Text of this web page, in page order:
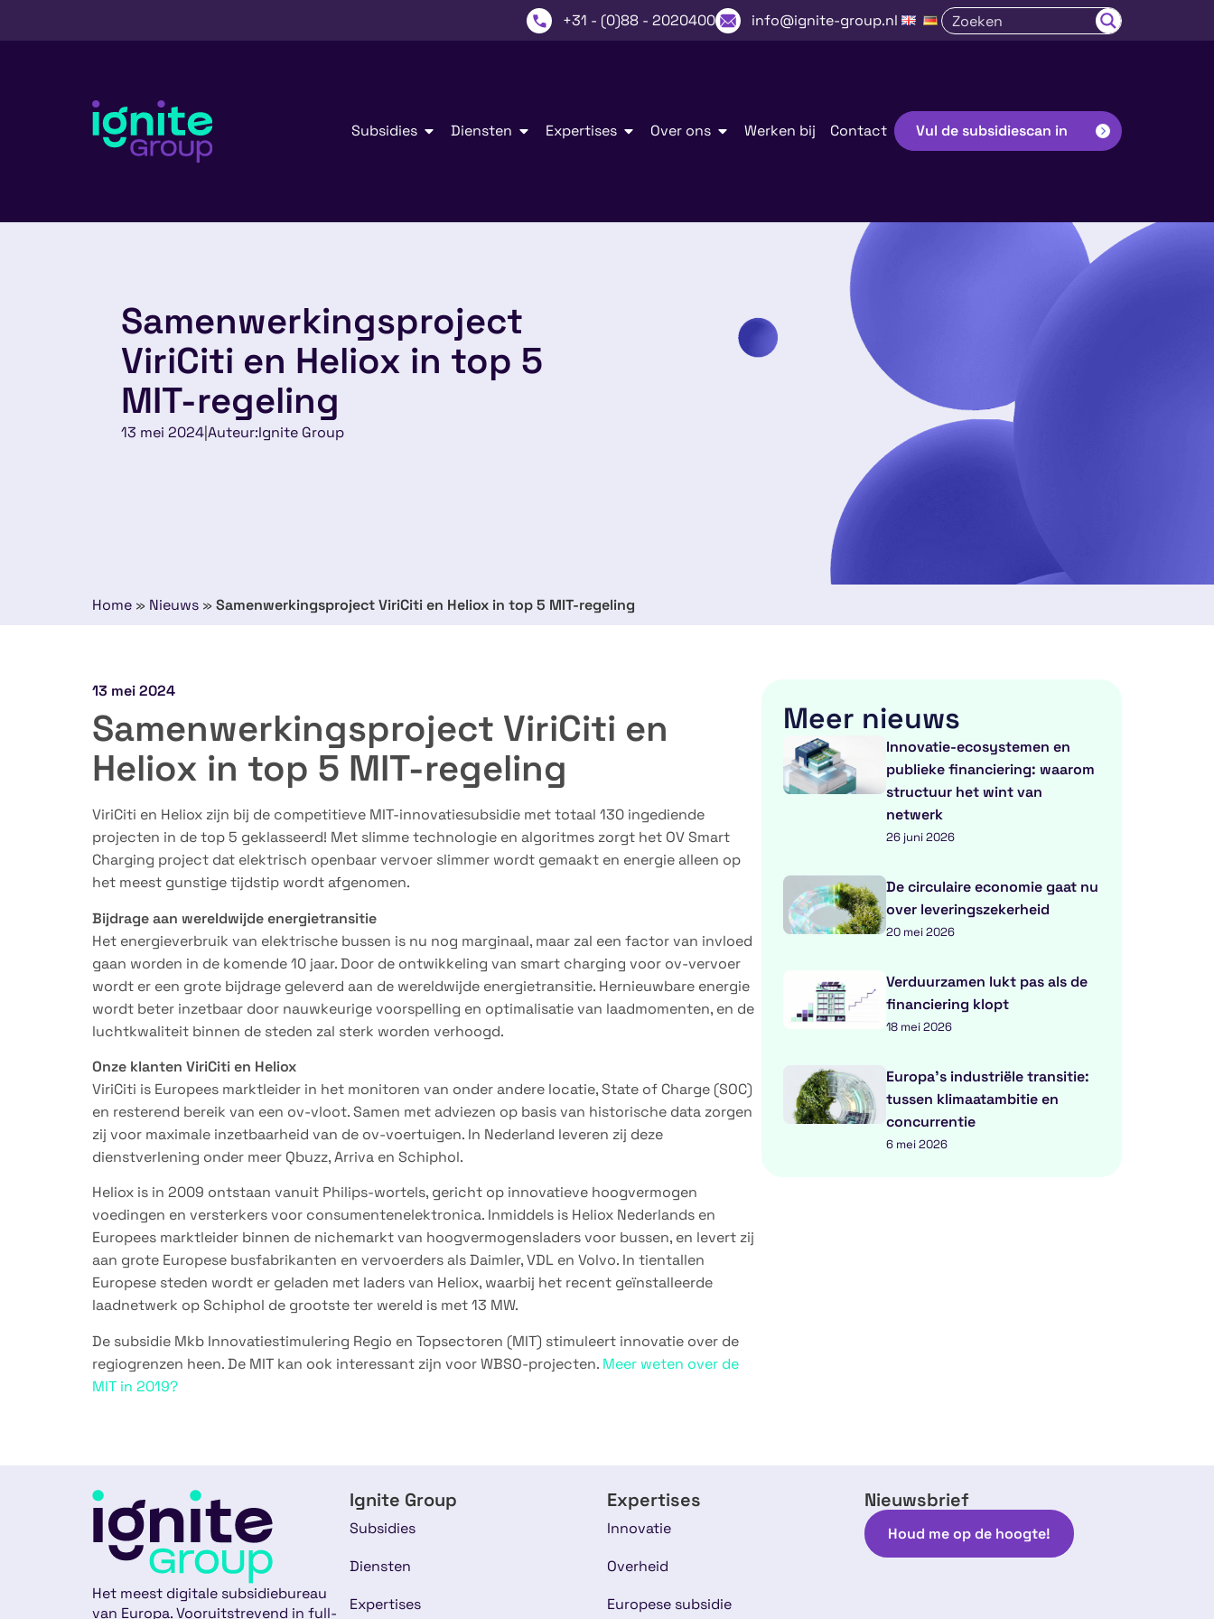
+31 - (0)88 - 2020400 info@ignite-group.nl
Subsidies Diensten Expertises Over ons Werken bij Contact Vul de subsidiescan in
Samenwerkingsproject
ViriCiti en Heliox in top 5
MIT-regeling
13 mei 2024|Auteur:Ignite Group
Home » Nieuws » Samenwerkingsproject ViriCiti en Heliox in top 5 MIT-regeling
13 mei 2024
Samenwerkingsproject ViriCiti en
Heliox in top 5 MIT-regeling
ViriCiti en Heliox zijn bij de competitieve MIT-innovatiesubsidie met totaal 130 ingediende
projecten in de top 5 geklasseerd! Met slimme technologie en algoritmes zorgt het OV Smart
Charging project dat elektrisch openbaar vervoer slimmer wordt gemaakt en energie alleen op
het meest gunstige tijdstip wordt afgenomen.
Bijdrage aan wereldwijde energietransitie
Het energieverbruik van elektrische bussen is nu nog marginaal, maar zal een factor van invloed
gaan worden in de komende 10 jaar. Door de ontwikkeling van smart charging voor ov-vervoer
wordt er een grote bijdrage geleverd aan de wereldwijde energietransitie. Hernieuwbare energie
wordt beter inzetbaar door nauwkeurige voorspelling en optimalisatie van laadmomenten, en de
luchtkwaliteit binnen de steden zal sterk worden verhoogd.
Onze klanten ViriCiti en Heliox
ViriCiti is Europees marktleider in het monitoren van onder andere locatie, State of Charge (SOC)
en resterend bereik van een ov-vloot. Samen met adviezen op basis van historische data zorgen
zij voor maximale inzetbaarheid van de ov-voertuigen. In Nederland leveren zij deze
dienstverlening onder meer Qbuzz, Arriva en Schiphol.
Heliox is in 2009 ontstaan vanuit Philips-wortels, gericht op innovatieve hoogvermogen
voedingen en versterkers voor consumentenelektronica. Inmiddels is Heliox Nederlands en
Europees marktleider binnen de nichemarkt van hoogvermogensladers voor bussen, en levert zij
aan grote Europese busfabrikanten en vervoerders als Daimler, VDL en Volvo. In tientallen
Europese steden wordt er geladen met laders van Heliox, waarbij het recent geïnstalleerde
laadnetwerk op Schiphol de grootste ter wereld is met 13 MW.
De subsidie Mkb Innovatiestimulering Regio en Topsectoren (MIT) stimuleert innovatie over de
regiogrenzen heen. De MIT kan ook interessant zijn voor WBSO-projecten. Meer weten over de
MIT in 2019?
Meer nieuws
Innovatie-ecosystemen en
publieke financiering: waarom
structuur het wint van
netwerk
26 juni 2026
De circulaire economie gaat nu
over leveringszekerheid
20 mei 2026
Verduurzamen lukt pas als de
financiering klopt
18 mei 2026
Europa’s industriële transitie:
tussen klimaatambitie en
concurrentie
6 mei 2026
Het meest digitale subsidiebureau
van Europa. Vooruitstrevend in full-
Ignite Group
Subsidies
Diensten
Expertises
Expertises
Innovatie
Overheid
Europese subsidie
Nieuwsbrief
Houd me op de hoogte!